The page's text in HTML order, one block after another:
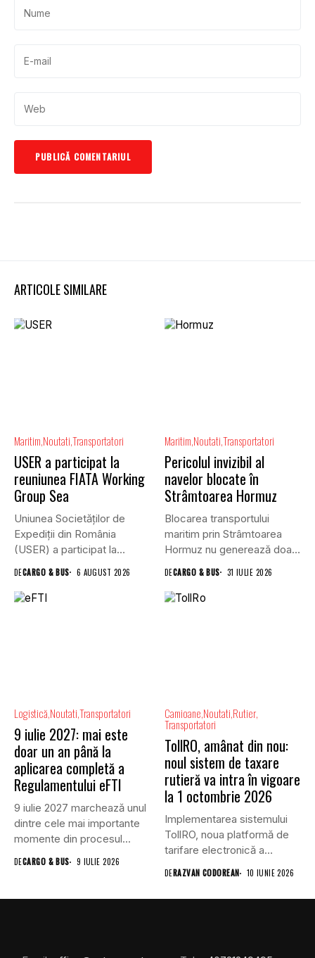
ARTICOLE SIMILARE
Maritim NoutatiTransportatori
USER a participat la
reuniunea FIATA Working
Group Sea
Uniunea Societăților de
Expediții din România
(USER) a participat la
DECARGO & BUS 6 AUGUST 2026
Maritim NoutatiTransportatori
Pericolul invizibil al
navelor blocate în
Strâmtoarea Hormuz
Blocarea transportului
maritim prin Strâmtoarea
Hormuz nu generează doar
DECARGO & BUS 31 IULIE 2026
Logistică NoutatiTransportatori
9 iulie 2027: mai este
doar un an până la
aplicarea completă a
Regulamentului eFTI
9 iulie 2027 marchează unul
dintre cele mai importante
momente din procesul...
DECARGO & BUS 9 IULIE 2026
Camioane Noutati Rutier
Transportatori
TollRO, amânat din nou:
noul sistem de taxare
rutieră va intra în vigoare
la 1 octombrie 2026
Implementarea sistemului
TollRO, noua platformă de
tarifare electronică a
utilizării infrastructurii
rutiere...
DERAZVAN CODOREAN 10 IUNIE 2026